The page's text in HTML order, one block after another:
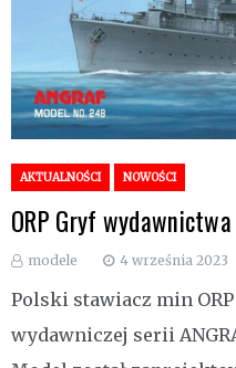
AKTUALNOŚCI NOWOŚCI
ORP Gryf
modele 4 września 2023
Polski stawiacz min
wydawniczej serii